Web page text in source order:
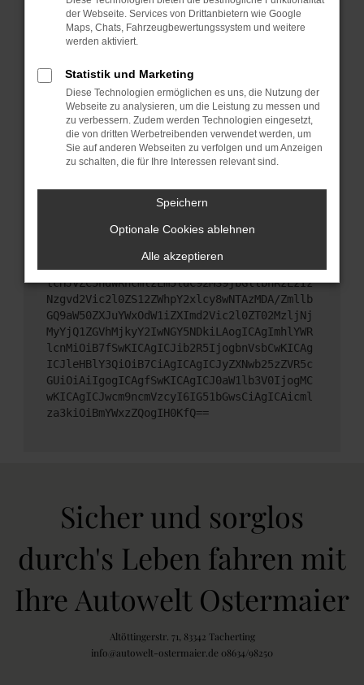
Stelle sicher, dass dein Browser und dein
Betriebssystem auf dem neuesten Stand sind.
Veraltete Software birgt nicht nur ein
dass bestimmte Funktionen nicht mehr
unterstützt werden.
Wende dich an den Webseitenbetreiber.
Wenn du alle oben genannten Schritte versucht
hast, kontaktiere uns bitte. Wir werden versuchen,
das Problem zu beheben. Du kannst uns diesen
ewogICJuYW1lIjogIk5ldHdvcmtFcnJvciIsCiAgI
mNvbmZpZyI6IHsKICAgICJtZXRob2QiOiAiR0VUIi
wKICAgICJ1cmwiOiAiaHR0cHM6Ly9hcGkueC5ha3M
tcHJvZC5hdWRhcmlzLm5ldC92MS9jbGllbnRzLzIz
Nzgvd2Vic2l0ZS12ZWhpY2xlcy8wNTAzMDA/Zmllb
GQ9aW50ZXJuYWxOdW1iZXImd2Vic2l0ZT02MzljNj
MyYjQ1ZGVhMjkyY2IwNGY5NDkiLAogICAgImhlYWR
lcnMiOiB7fSwKICAgICJib2R5IjogbnVsbCwKICAg
ICJleHBlY3QiOiB7CiAgICAgICJyZXNwb25zZVR5c
GUiOiAiIgogICAgfSwKICAgICJ0aW1lb3V0IjogMC
wKICAgICJwcm9ncmVzcyI6IG51bGwsCiAgICAicml
za3kiOiBmYWxzZQogIH0KfQ==
Sicher und sorglos
durch's Leben fahren mit
Ihre Autowelt Ostermaier
Altöttingerstr. 71, 83342 Tacherting
info@autowelt-ostermaier.de 08634/98250
der Webseite. Services von Drittanbietern wie Google
Maps, Chats, Fahrzeugbewertungssystem und weitere
werden aktiviert.
Statistik und Marketing
Diese Technologien ermöglichen es uns, die Nutzung der
Webseite zu analysieren, um die Leistung zu messen und
zu verbessern. Zudem werden Technologien eingesetzt,
die von dritten Werbetreibenden verwendet werden, um
Sie auf anderen Webseiten zu verfolgen und um Anzeigen
zu schalten, die für Ihre Interessen relevant sind.
Speichern
Optionale Cookies ablehnen
Alle akzeptieren